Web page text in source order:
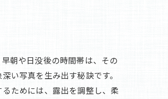
朝や日没後の時間帯は、その
い写真を生み出す秘訣です。
ためには、露出を調整し、柔